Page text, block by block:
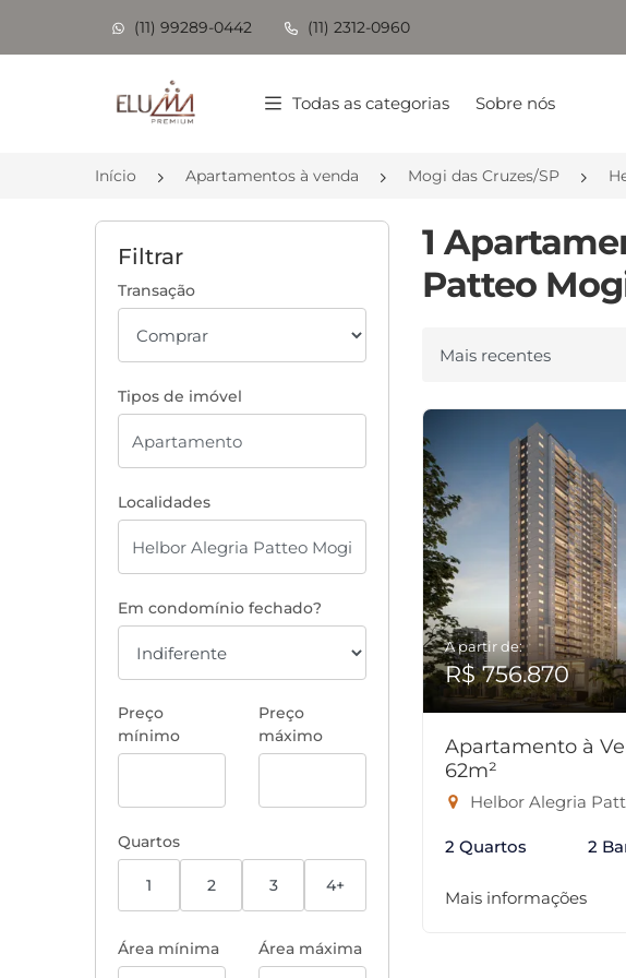
(11) 99289-0442 (11) 2312-0960
Página inicial
Todas as categorias Sobre nós
Início Apartamentos à venda Mogi das Cruzes/SP
Filtrar
Transação
Tipos de imóvel
Localidades
Em condomínio fechado?
Preço
mínimo
Preço
máximo
Quartos
1 2 3 4+
Área mínima Área máxima
1
Patteo
Ordenar por
A partir de:
R$ 756.870
Apartamento à
62m²
Helbor Alegria
2 Quartos 2
Mais informações